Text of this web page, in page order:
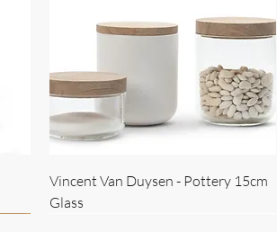
Vincent Van Duysen - Pottery 15cm
Glass